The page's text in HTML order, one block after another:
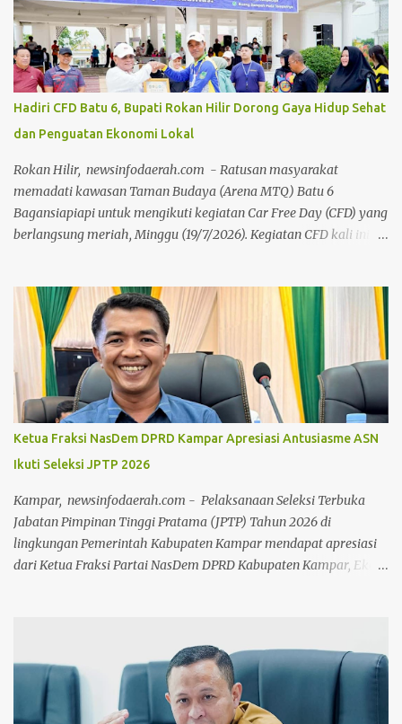
Bengkalis. Dalam sambutannya, Johan mengatakan, kegiatan
bedah buku ini memiliki makna yang sangat penting karena
bukan sekadar membahas isi sebuah buku, tetapi juga menggali
kembali nilai-nilai perjuangan, keteladanan dan warisan
keilmuan para ulama yang telah memberi warna dalam
perjalanan sejarah Negeri Junjungan. "Melalui forum bedah buku
ini, kita tidak hanya memperkenalkan buku kepada masyarakat,
tetapi juga mengkajinya secara lebih mendalam. Sebab sebuah
buku akan memiliki nilai yang jauh...
Hadiri CFD Batu 6, Bupati Rokan Hilir Dorong Gaya Hidup Sehat
dan Penguatan Ekonomi Lokal
Rokan Hilir, newsinfodaerah.com - Ratusan masyarakat
memadati kawasan Taman Budaya (Arena MTQ) Batu 6
Bagansiapiapi untuk mengikuti kegiatan Car Free Day (CFD) yang
berlangsung meriah, Minggu (19/7/2026). Kegiatan CFD kali ini
sehat, pemberdayaan ekonomi lokal, dan edukasi sosial.Kegiatan
ini dihadiri langsung oleh Bupati Rokan Hilir (Rohil) H.
Bistamam, jajaran Forkopimda Rohil, Sekretaris Daerah Fauzi
Efrizal, serta para kepala OPD di lingkungan Pemkab Rohil. Turut
hadir Ketua TP PKK Rohil Tatik Sri Rahayu Bistamam, Ketua DPC
IWAPI Rohil yang juga Anggota DPR RI Dr. Hj. Karmila Sari,
S.Kom., M.M, Direktur Politeknik Negeri Bengkalis Johny Custer,
S.T., M.T., akademisi, serta jajaran manajemen PT Pertamina Hulu
Rokan (PHR). Selain senam dan olahraga bersama, CFD kali ini
diwarnai dengan pembagian ratusan doorprize menarik bagi para
peserta yang beruntung. Pada kese...
Ketua Fraksi NasDem DPRD Kampar Apresiasi Antusiasme ASN
Ikuti Seleksi JPTP 2026
Kampar, newsinfodaerah.com - Pelaksanaan Seleksi Terbuka
Jabatan Pimpinan Tinggi Pratama (JPTP) Tahun 2026 di
lingkungan Pemerintah Kabupaten Kampar mendapat apresiasi
dari Ketua Fraksi Partai NasDem DPRD Kabupaten Kampar, Eko
pembangunan daerah. "Kami mengapresiasi banyaknya ASN
yang ingin berkontribusi untuk memajukan Kabupaten Kampar
melalui Seleksi Terbuka JPTP Tahun 2026 yang dilaksanakan
Pemerintah Daerah," kata Eko Sutrisno saat diwawancarai di